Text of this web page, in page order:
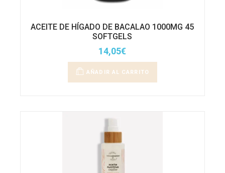
ACEITE DE HÍGADO DE BACALAO 1000MG 45
SOFTGELS
14,05€
AÑADIR AL CARRITO